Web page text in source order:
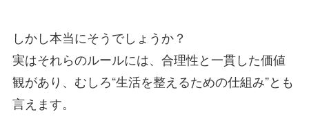
しかし本当にそうでしょうか？
実はそれらのルールには、合理性と一貫した価値
観があり、むしろ“生活を整えるための仕組み”とも
言えます。